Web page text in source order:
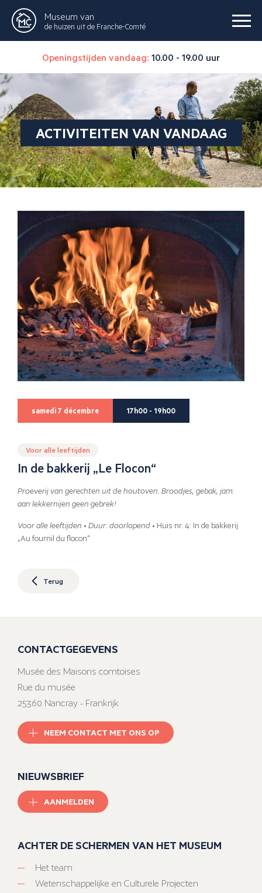
Museum van
de huizen uit de Franche-Comté
Openingstijden vandaag: 10.00 - 19.00 uur
ACTIVITEITEN VAN VANDAAG
samedi 7 décembre 17h00 - 19h00
Voor alle leeftijden
In de bakkerij „Le Flocon“
Proeverij van gerechten uit de houtoven. Broodjes, gebak, jam:
aan lekkernijen geen gebrek!
Voor alle leeftijden • Duur: doorlopend • Huis nr. 4: In de bakkerij
„Au fournil du flocon“
Terug
CONTACTGEGEVENS
Musée des Maisons comtoises
Rue du musée
25360 Nancray - Frankrijk
NEEM CONTACT MET ONS OP
NIEUWSBRIEF
AANMELDEN
ACHTER DE SCHERMEN VAN HET MUSEUM
Het team
Wetenschappelijke en Culturele Projecten